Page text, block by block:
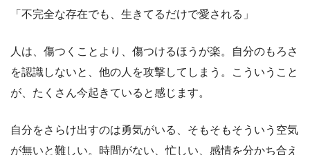
「不完全な存在でも、生きてるだけで愛される」
人は、傷つくことより、傷つけるほうが楽。自分のもろさ
を認識しないと、他の人を攻撃してしまう。こういうこと
が、たくさん今起きていると感じます。
自分をさらけ出すのは勇気がいる、そもそもそういう空気
が無いと難しい。時間がない、忙しい、感情を分かち合え